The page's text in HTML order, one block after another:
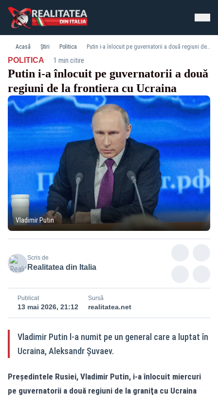
Acasă Știri Politica Putin i-a înlocuit pe guvernatorii a două regiuni de la frontiera cu Ucraina
POLITICA· 1 min citire
Putin i-a înlocuit pe guvernatorii a două
regiuni de la frontiera cu Ucraina
Vladimir Putin
Scris de
Realitatea din Italia
Publicat
13 mai 2026, 21:12
Sursă
realitatea.net
Vladimir Putin l-a numit pe un general care a luptat în
Ucraina, Aleksandr Şuvaev.
Preşedintele Rusiei, Vladimir Putin, i-a înlocuit miercuri
pe guvernatorii a două regiuni de la graniţa cu Ucraina